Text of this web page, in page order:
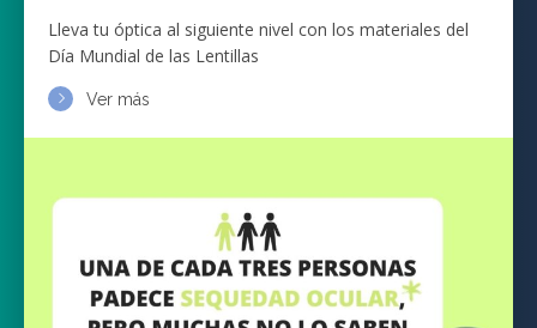
Lleva tu óptica al siguiente nivel con los materiales del
Día Mundial de las Lentillas
Ver más